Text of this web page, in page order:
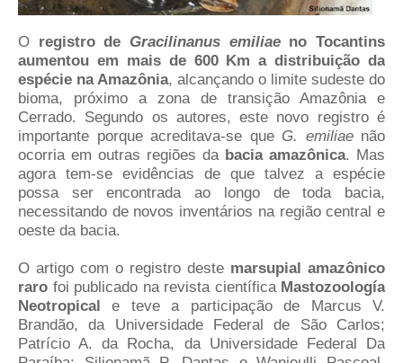
O registro de Gracilinanus emiliaeno Tocantins
aumentou em mais de 600 Km a distribuição da
espécie na Amazônia, alcançando o limite sudeste do
bioma, próximo a zona de transição Amazônia e
Cerrado. Segundo os autores, este novo registro é
importante porque acreditava-se que G. emiliaenão
ocorria em outras regiões da bacia amazônica. Mas
agora tem-se evidências de que talvez a espécie
possa ser encontrada ao longo de toda bacia,
necessitando de novos inventários na região central e
oeste da bacia.
O artigo com o registro deste marsupial amazônico
raro foi publicado na revista científica Mastozoología
Neotropical e teve a participação de Marcus V.
Brandão, da Universidade Federal de São Carlos;
Patrício A. da Rocha, da Universidade Federal Da